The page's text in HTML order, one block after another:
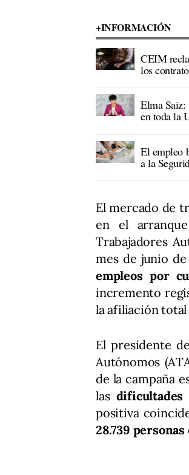
+INFORMACIÓN
CEIM
los
Elma Saiz:
en toda la
El empleo
a la
El mercado de
en el
Trabajadores
mes de junio
empleos por
incremento
la afiliación
El presidente
Autónomos
de la campaña
las dificultades
positiva
28.739 personas